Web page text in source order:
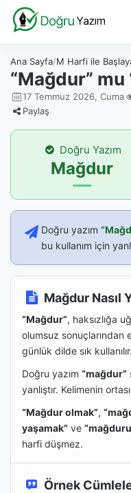
Ana Sayfa M Harfi ile
“Mağdur” mu
17 Temmuz 2026, Cuma
Paylaş
Doğru Yazım
Mağdur
Doğru yazım
bu kullanım için
Mağdur Nasıl
“Mağdur”, haksızlığa
olumsuz sonuçlarından
günlük dilde sık kullanılır.
Doğru yazım “mağdur”
yanlıştır. Kelimenin
“Mağdur olmak”,
yaşamak” ve
harfi düşmez.
Örnek